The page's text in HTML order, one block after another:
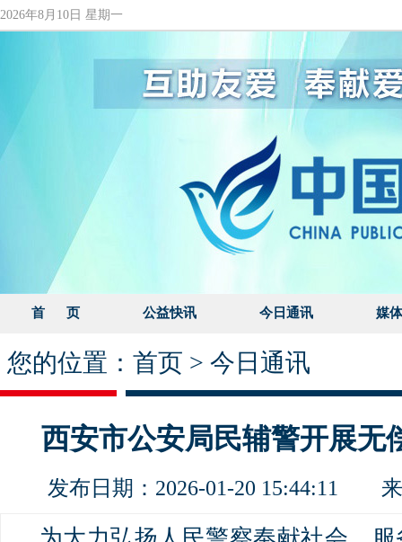
2026年8月10日 星期一
首 页 公益快讯 今日通讯 媒
您的位置： 首页 > 今日通讯
西安市公安局民辅警开展无
发布日期：2026-01-20 15:44:11